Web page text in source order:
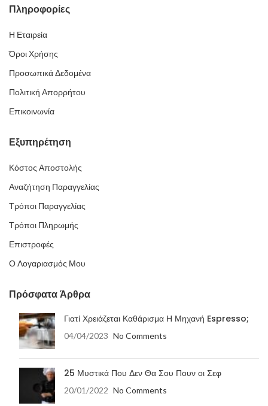
Πληροφορίες
Η Εταιρεία
Όροι Χρήσης
Προσωπικά Δεδομένα
Πολιτική Απορρήτου
Επικοινωνία
Εξυπηρέτηση
Κόστος Αποστολής
Αναζήτηση Παραγγελίας
Τρόποι Παραγγελίας
Τρόποι Πληρωμής
Επιστροφές
Ο Λογαριασμός Μου
Πρόσφατα Άρθρα
Γιατί Χρειάζεται Καθάρισμα Η Μηχανή Espresso;
04/04/2023 No Comments
25 Μυστικά Που Δεν Θα Σου Πουν οι Σεφ
20/01/2022 No Comments